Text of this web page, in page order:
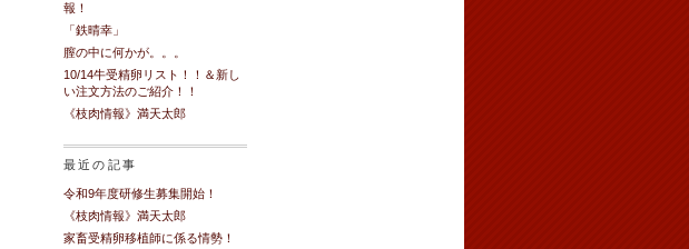
報！
「鉄晴幸」
膣の中に何かが。。。
10/14牛受精卵リスト！！＆新し
い注文方法のご紹介！！
《枝肉情報》満天太郎
最近の記事
令和9年度研修生募集開始！
《枝肉情報》満天太郎
家畜受精卵移植師に係る情勢！